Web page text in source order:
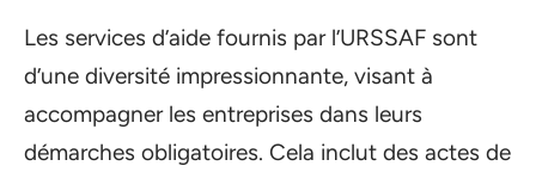
Les services d’aide fournis par l’URSSAF sont
d’une diversité impressionnante, visant à
accompagner les entreprises dans leurs
démarches obligatoires. Cela inclut des actes de